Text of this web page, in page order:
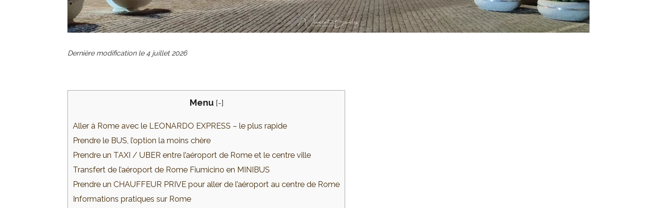
Dernière modification le4 juillet 2026
Menu [-]
Aller à Rome avec le LEONARDO EXPRESS – le plus rapide
Prendre le BUS, l’option la moins chère
Prendre un TAXI / UBER entre l’aéroport de Rome et le centre ville
Transfert de l’aéroport de Rome Fiumicino en MINIBUS
Prendre un CHAUFFEUR PRIVE pour aller de l’aéroport au centre de Rome
Informations pratiques sur Rome